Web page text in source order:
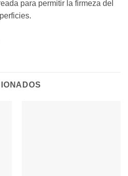
para permitir la firmeza del